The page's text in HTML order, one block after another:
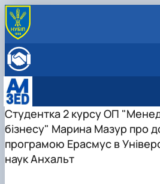
Project DAAD
DigiAgrar_UA
AgriWork_UA
International
Management
Logistics
Master's degree
Administrative
Management of
Студентка 2 курсу ОП
бізнесу" Марина Мазур про
програмою Ерасмус в
наук Анхальт